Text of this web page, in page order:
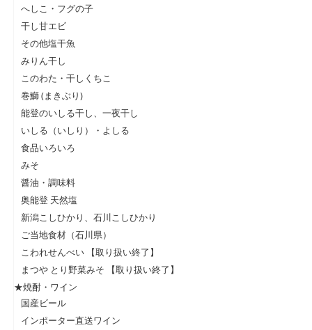
へしこ・フグの子
干し甘エビ
その他塩干魚
みりん干し
このわた・干しくちこ
巻鰤 (まきぶり)
能登のいしる干し、一夜干し
いしる（いしり）・よしる
食品いろいろ
みそ
醤油・調味料
奥能登 天然塩
新潟こしひかり、石川こしひかり
ご当地食材（石川県）
こわれせんべい 【取り扱い終了】
まつや とり野菜みそ 【取り扱い終了】
★焼酎・ワイン
国産ビール
インポーター直送ワイン